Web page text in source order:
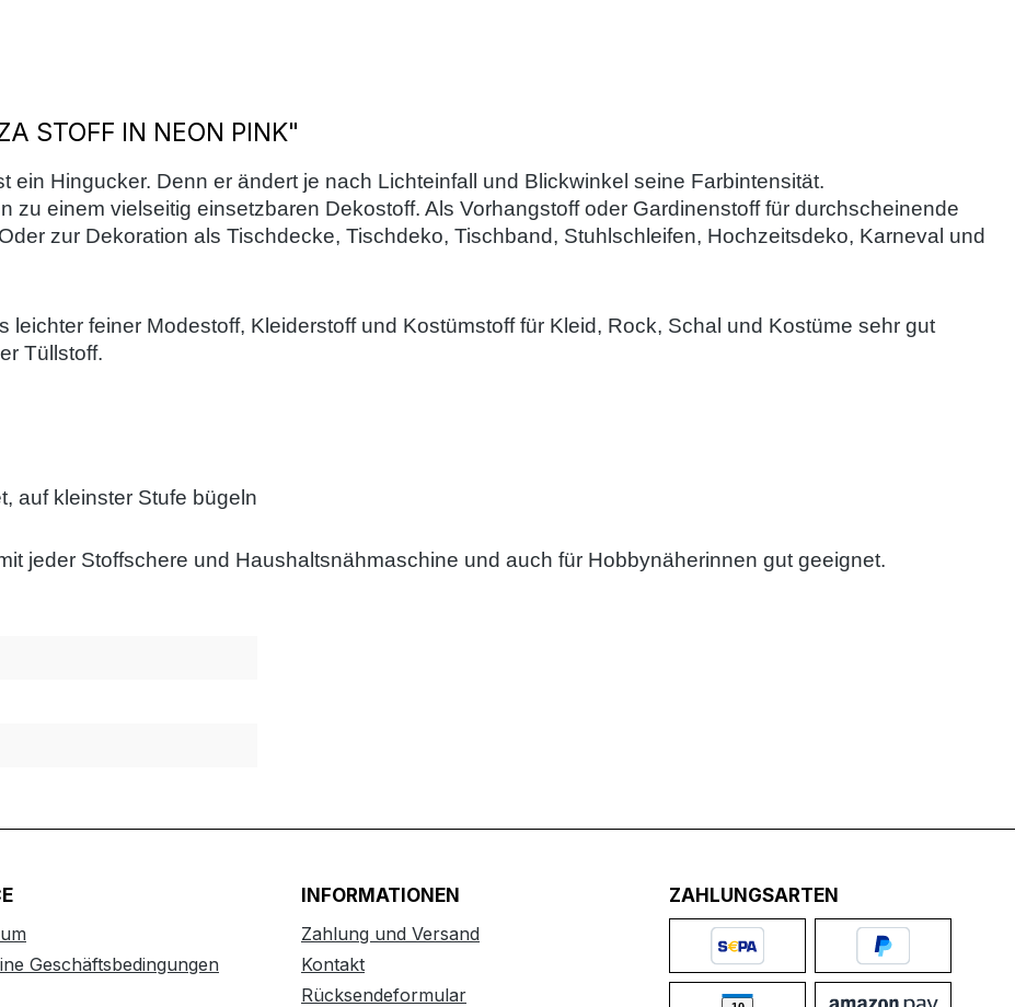
STOFF IN NEON PINK"
ein Hingucker. Denn er ändert je nach Lichteinfall und Blickwinkel seine Farbintensität.
zu einem vielseitig einsetzbaren Dekostoff. Als Vorhangstoff oder Gardinenstoff für durchscheinende
zur Dekoration als Tischdecke, Tischdeko, Tischband, Stuhlschleifen, Hochzeitsdeko, Karneval und
leichter feiner Modestoff, Kleiderstoff und Kostümstoff für Kleid, Rock, Schal und Kostüme sehr gut
Tüllstoff.
auf kleinster Stufe bügeln
jeder Stoffschere und Haushaltsnähmaschine und auch für Hobbynäherinnen gut geeignet.
Geschäftsbedingungen
INFORMATIONEN
Zahlung und Versand
Kontakt
Rücksendeformular
ZAHLUNGSARTEN